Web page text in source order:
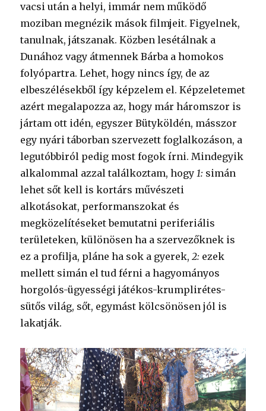
vacsi után a helyi, immár nem működő
moziban megnézik mások filmjeit. Figyelnek,
tanulnak, játszanak. Közben lesétálnak a
Dunához vagy átmennek Bárba a homokos
folyópartra. Lehet, hogy nincs így, de az
elbeszélésekből így képzelem el. Képzeletemet
azért megalapozza az, hogy már háromszor is
jártam ott idén, egyszer Bütyköldén, másszor
egy nyári táborban szervezett foglalkozáson, a
legutóbbiról pedig most fogok írni. Mindegyik
alkalommal azzal találkoztam, hogy1: simán
lehet sőt kell is kortárs művészeti
alkotásokat, performanszokat és
megközelítéseket bemutatni periferiális
területeken, különösen ha a szervezőknek is
ez a profilja, pláne ha sok a gyerek,2: ezek
mellett simán el tud férni a hagyományos
horgolós-ügyességi játékos-krumplirétes-
sütős világ, sőt, egymást kölcsönösen jól is
lakatják.